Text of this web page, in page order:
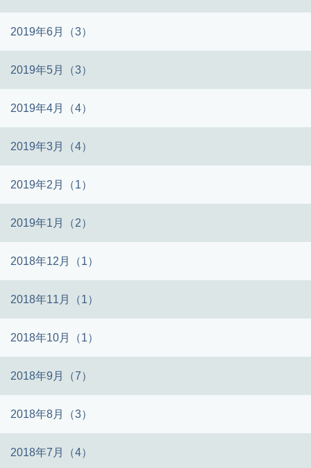
2019年6月（3）
2019年5月（3）
2019年4月（4）
2019年3月（4）
2019年2月（1）
2019年1月（2）
2018年12月（1）
2018年11月（1）
2018年10月（1）
2018年9月（7）
2018年8月（3）
2018年7月（4）